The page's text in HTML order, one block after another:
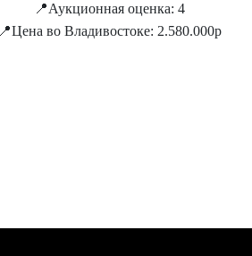
📍Аукционная оценка: 4
📍Цена во Владивостоке: 2.580.000р